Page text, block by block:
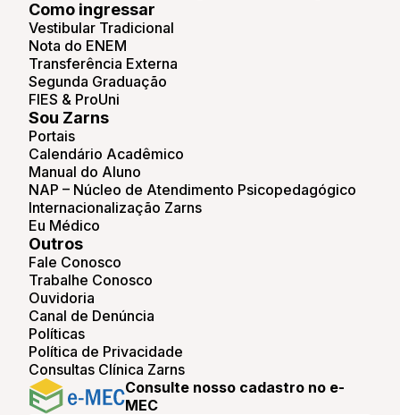
Como ingressar
Vestibular Tradicional
Nota do ENEM
Transferência Externa
Segunda Graduação
FIES & ProUni
Sou Zarns
Portais
Calendário Acadêmico
Manual do Aluno
NAP – Núcleo de Atendimento Psicopedagógico
Internacionalização Zarns
Eu Médico
Outros
Fale Conosco
Trabalhe Conosco
Ouvidoria
Canal de Denúncia
Políticas
Política de Privacidade
Consultas Clínica Zarns
Consulte nosso cadastro no e-
MEC